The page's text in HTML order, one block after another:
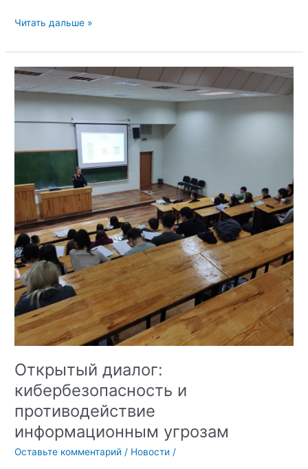
Открытый
Мошенничество:
виды
ответственность
преступления
Читать дальше »
Открытый диалог:
кибербезопасность и
противодействие
информационным угрозам
Оставьте комментарий / Новости /